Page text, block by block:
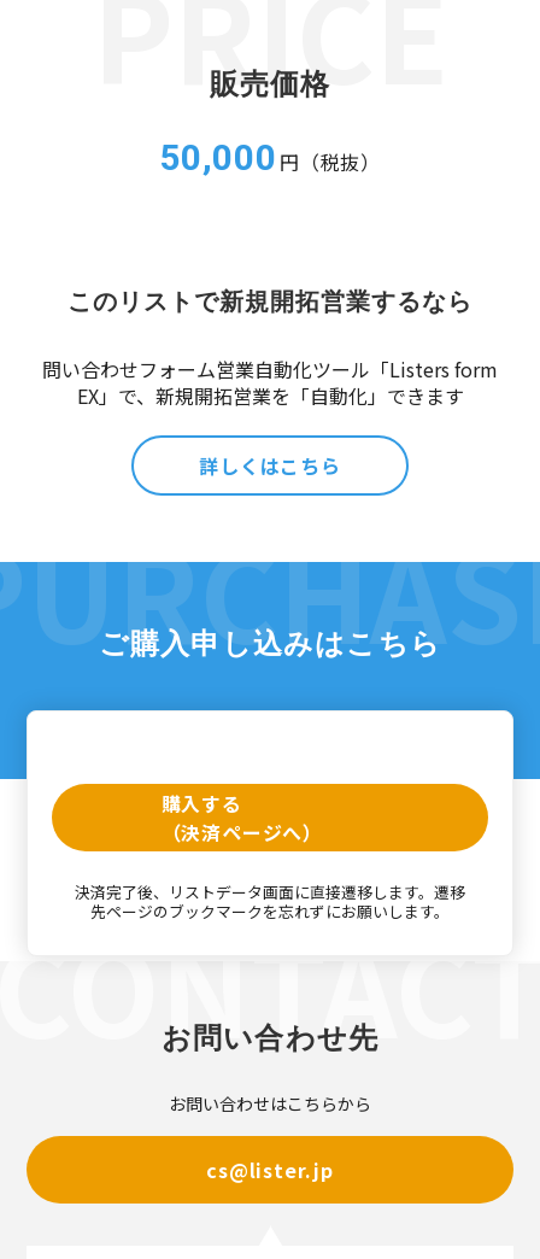
販売価格
50,000 円（税抜）
このリストで新規開拓営業するなら
問い合わせフォーム営業自動化ツール「Listers form
EX」で、新規開拓営業を「自動化」できます
詳しくはこちら
ご購入申し込みはこちら
購入する
（決済ページへ）
決済完了後、リストデータ画面に直接遷移します。遷移
先ページのブックマークを忘れずにお願いします。
お問い合わせ先
お問い合わせはこちらから
cs@lister.jp